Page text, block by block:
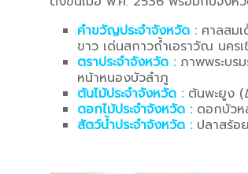
คำขวัญประจำจังหวัด :ศาลสมเ
ขาว เด่นสกาวถ้ำเอราวัณ นคร
ตราประจำจังหวัด : ภาพพระบร
หน้าหนองบัวลำภู
ต้นไม้ประจำจังหวัด :ต้นพะยูง (
ดอกไม้ประจำจังหวัด :ดอกบัวห
สัตว์น้ำประจำจังหวัด : ปลาสร้อ